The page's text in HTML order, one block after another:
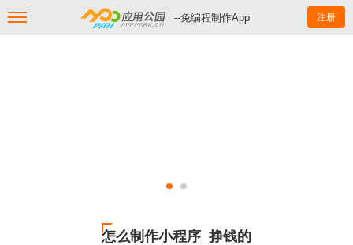
--免编程制作App 注册
怎么制作小程序_挣钱的